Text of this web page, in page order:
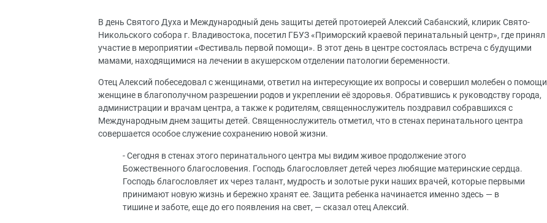
В день Святого Духа и Международный день защиты детей протоиерей Алексий Сабанский, клирик Свято-
Никольского собора г. Владивостока, посетил ГБУЗ «Приморский краевой перинатальный центр», где принял
участие в мероприятии «Фестиваль первой помощи». В этот день в центре состоялась встреча с будущими
мамами, находящимися на лечении в акушерском отделении патологии беременности.
Отец Алексий побеседовал с женщинами, ответил на интересующие их вопросы и совершил молебен о помощи
женщине в благополучном разрешении родов и укреплении её здоровья. Обратившись к руководству города,
администрации и врачам центра, а также к родителям, священнослужитель поздравил собравшихся с
Международным днем защиты детей. Священнослужитель отметил, что в стенах перинатального центра
совершается особое служение сохранению новой жизни.
- Сегодня в стенах этого перинатального центра мы видим живое продолжение этого
Божественного благословения. Господь благословляет детей через любящие материнские сердца.
Господь благословляет их через талант, мудрость и золотые руки наших врачей, которые первыми
принимают новую жизнь и бережно хранят ее. Защита ребенка начинается именно здесь — в
тишине и заботе, еще до его появления на свет, — сказал отец Алексий.